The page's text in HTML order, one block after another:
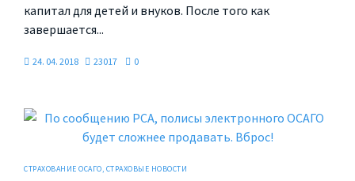
капитал для детей и внуков. После того как
завершается...
24. 04. 2018 23017 0
СТРАХОВАНИЕ ОСАГО, СТРАХОВЫЕ НОВОСТИ